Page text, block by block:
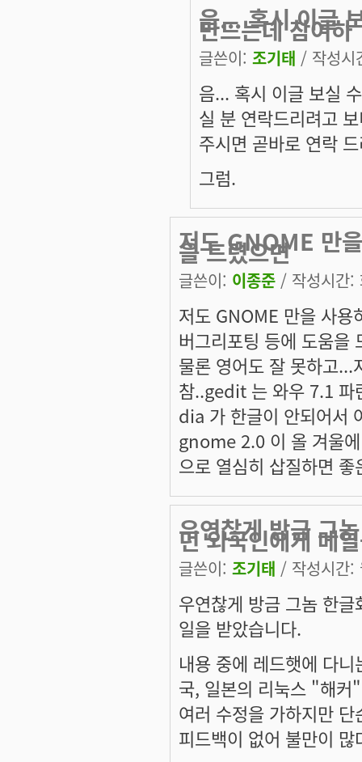
음... 혹시 이글
만드는데 참여하
글쓴이: 조기태 / 작성
음... 혹시 이글 보실
실 분 연락드리려고
주시면 곧바로 연락
그럼.
저도 GNOME 만
을 드렸으면
글쓴이: 이종준 / 작성시간
저도 GNOME 만을 사용
버그리포팅 등에 도움을
물론 영어도 잘 못하고...
참..gedit 는 와우 7.1 파
dia 가 한글이 안되어서
gnome 2.0 이 올 겨울
으로 열심히 삽질하면
우연찮게 방금 그
던 외국인에게 메
글쓴이: 조기태 / 작성시간
우연찮게 방금 그놈 한
일을 받았습니다.
내용 중에 레드햇에 다
국, 일본의 리눅스 "해커
여러 수정을 가하지만
피드백이 없어 불만이 많